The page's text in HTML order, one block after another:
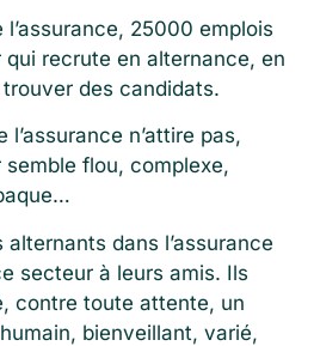
25000 emplois
recrute en alternance, en
des candidats.
l’assurance n’attire pas,
flou, complexe,
dans l’assurance
secteur à leurs amis. Ils
contre toute attente, un
bienveillant, varié,